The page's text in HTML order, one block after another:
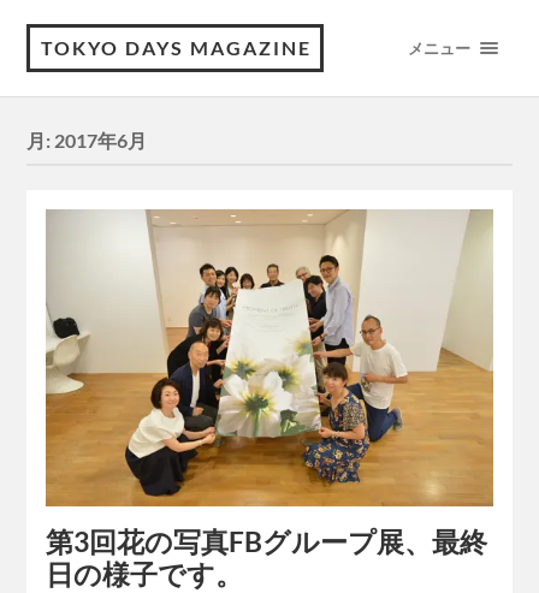
TOKYO DAYS MAGAZINE メニュー
月: 2017年6月
第3回花の写真FBグループ展、最終
日の様子です。